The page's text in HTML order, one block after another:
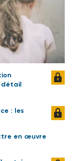
détail
: les
en œuvre